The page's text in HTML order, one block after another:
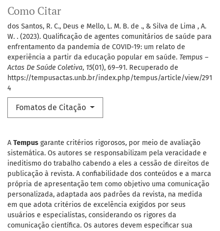
Como Citar
dos Santos, R. C., Deus e Mello, L. M. B. de ., & Silva de Lima , A.
W. . (2023). Qualificação de agentes comunitários de saúde para
enfrentamento da pandemia de COVID-19: um relato de
experiência a partir da educação popular em saúde. Tempus –
Actas De Saúde Coletiva, 15(01), 69–91. Recuperado de
https://tempusactas.unb.br/index.php/tempus/article/view/291
4
Fomatos de Citação
A Tempus garante critérios rigorosos, por meio de avaliação
sistemática. Os autores se responsabilizam pela veracidade e
ineditismo do trabalho cabendo a eles a cessão de direitos de
publicação à revista. A confiabilidade dos conteúdos e a marca
própria de apresentação tem como objetivo uma comunicação
personalizada, adaptada aos padrões da revista, na medida
em que adota critérios de excelência exigidos por seus
usuários e especialistas, considerando os rigores da
comunicação científica. Os autores devem especificar sua